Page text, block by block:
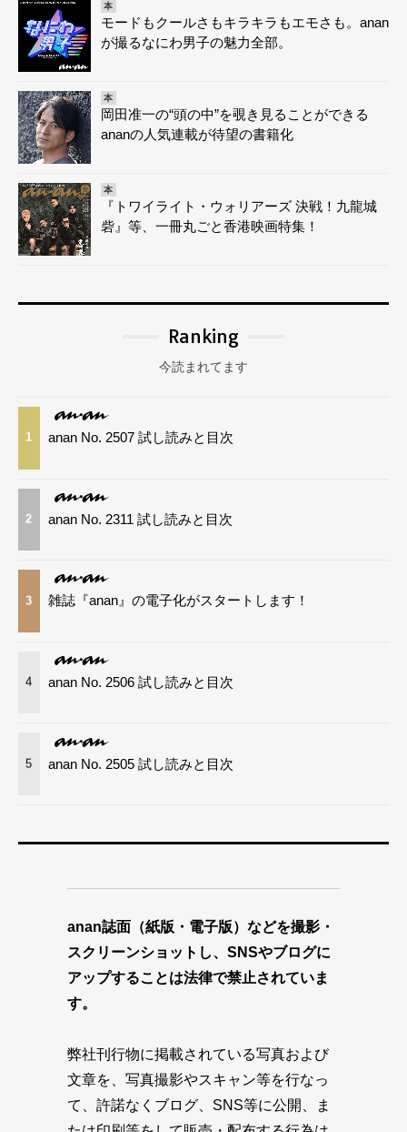
本
モードもクールさもキラキラもエモさも。anan
が撮るなにわ男子の魅力全部。
本
岡田准一の“頭の中”を覗き見ることができる
ananの人気連載が待望の書籍化
本
『トワイライト・ウォリアーズ 決戦！九龍城
砦』等、一冊丸ごと香港映画特集！
Ranking
今読まれてます
1 anan No. 2507 試し読みと目次
2 anan No. 2311 試し読みと目次
3 雑誌『anan』の電子化がスタートします！
4 anan No. 2506 試し読みと目次
5 anan No. 2505 試し読みと目次
anan誌面（紙版・電子版）などを撮影・
スクリーンショットし、SNSやブログに
アップすることは法律で禁止されていま
す。
弊社刊行物に掲載されている写真および
文章を、写真撮影やスキャン等を行なっ
て、許諾なくブログ、SNS等に公開、ま